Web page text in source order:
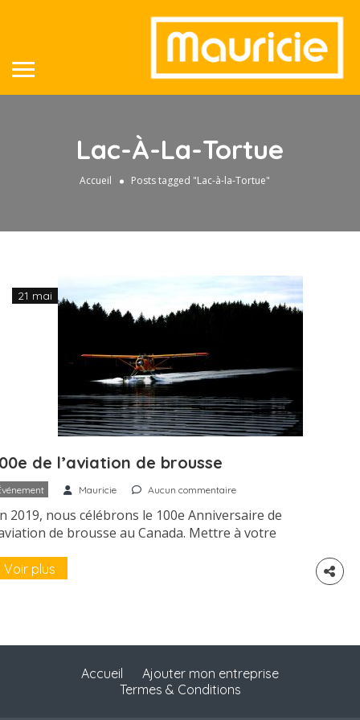
Lac-À-La-Tortue
Accueil Posts tagged "Lac-à-la-Tortue"
21 mai
de l’aviation de brousse
Mauricie Aucun commentaire
2019, nous célébrons le 100e Anniversaire de
de brousse au Canada. Mettre à votre
Samedi le 8 juin et Dimanche le 9 juin.
Voir plus
Accueil
Ajouter mon entreprise
Termes & Conditions